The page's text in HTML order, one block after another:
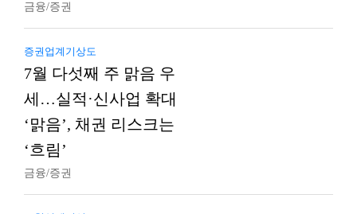
금융/증권
증권업계기상도
7월 다섯째 주 맑음 우
세…실적·신사업 확대
‘맑음’, 채권 리스크는
‘흐림’
금융/증권